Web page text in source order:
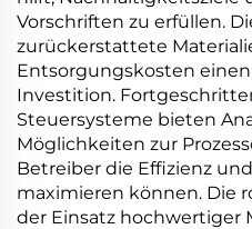
Vorschriften zu erfüllen.
zurückerstattete
Entsorgungskosten
Investition.
Steuersysteme bieten
Möglichkeiten zur
Betreiber die Effizienz
maximieren können. Die
der Einsatz hochwertiger